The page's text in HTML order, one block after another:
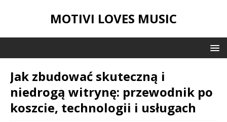
MOTIVI LOVES MUSIC
Jak zbudować skuteczną i
niedrogą witrynę: przewodnik po
koszcie, technologii i usługach